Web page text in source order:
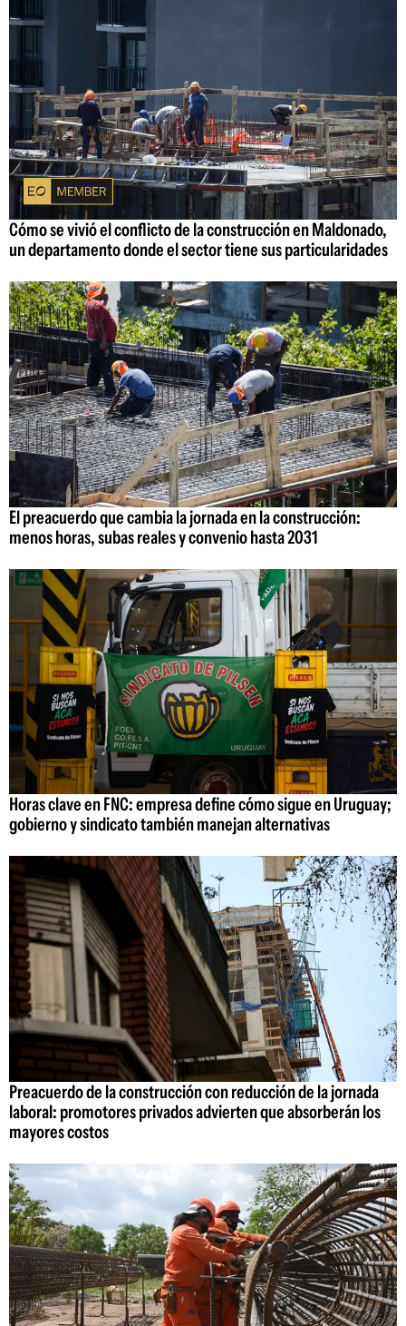
Cómo se vivió el conflicto de la construcción en Maldonado,
un departamento donde el sector tiene sus particularidades
El preacuerdo que cambia la jornada en la construcción:
menos horas, subas reales y convenio hasta 2031
Horas clave en FNC: empresa define cómo sigue en Uruguay;
gobierno y sindicato también manejan alternativas
Preacuerdo de la construcción con reducción de la jornada
laboral: promotores privados advierten que absorberán los
mayores costos